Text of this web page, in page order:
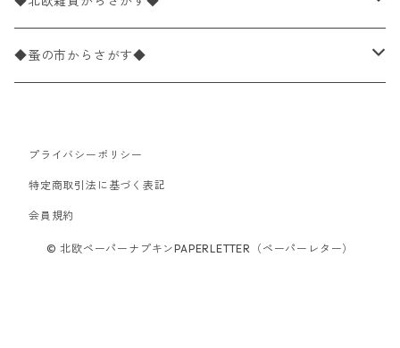
ペーパーリネンナプキン
ワックスペーパー
デコパージュ用品
パック売り
バラ売り
33cm（ラウンド）
海・魚柄
食べ物・フルーツ・野菜・ドリンク柄
食器・カトラリー柄
カクテルサイズ
ランチサイズ
ドイツ製 Paperproducts Design
カクテルサイズ
ランチサイズ
カクテルサイズ
ドイツ製 ti-flair/ティーフレア
ランチサイズ
ドイツ製 PAW/パウ
デコパージュ下地
デコパージュはさみ
3Dデコパージュ
シリコンモールド
トレイ
ポスター・カレンダー
◆蚤の市からさがす◆
北欧雑貨
デコパージュ用品
プライバシーポリシー
特定商取引法に基づく表記
会員規約
© 北欧ペーパーナプキンPAPERLETTER（ペーパーレター）